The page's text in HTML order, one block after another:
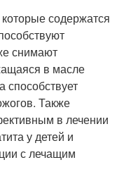
содержатся
снимают
в масле
способствует
Также
в лечении
у детей и
с лечащим